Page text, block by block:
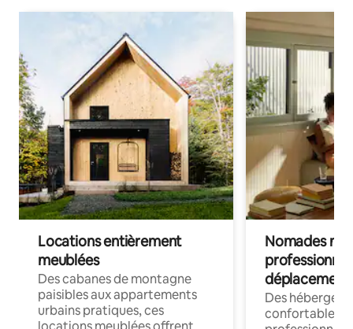
Locations entièrement
meublées
Des cabanes de montagne
paisibles aux appartements
urbains pratiques, ces
Nomades
déplacement
Des
confortables